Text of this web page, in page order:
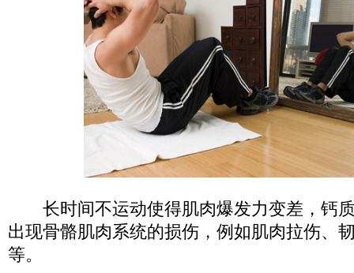
长时间不运动使得肌肉爆发力变差，钙
出现骨骼肌肉系统的损伤，例如肌肉拉伤、
等。